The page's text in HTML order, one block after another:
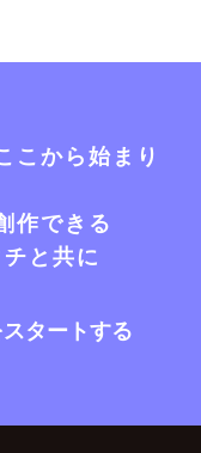
こから始まり
作できる
と共に
タートする